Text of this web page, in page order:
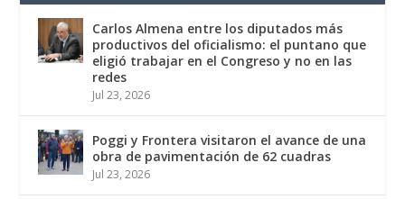
Carlos Almena entre los diputados más
productivos del oficialismo: el puntano que
eligió trabajar en el Congreso y no en las
redes
Jul 23, 2026
Poggi y Frontera visitaron el avance de una
obra de pavimentación de 62 cuadras
Jul 23, 2026